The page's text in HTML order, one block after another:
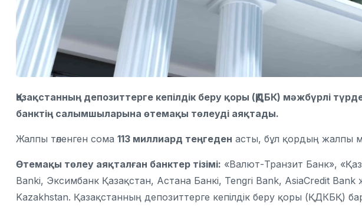
Қазақстанның депозиттерге кепілдік беру қоры (ҚДБК) мәжбүрлі
банктің салымшыларына өтемақы төлеуді аяқтады.
Жалпы төленген сома 113 миллиард теңгеден асты, бұл қордың жалпы
Өтемақы төлеу аяқталған банктер тізімі: «Валют-Транзит Банк»,
Banki, Эксимбанк Қазақстан, Астана Банкі, Tengri Bank, AsiaCredit Bank
Kazakhstan. Қазақстанның депозиттерге кепілдік беру қоры (ҚДКБҚ)